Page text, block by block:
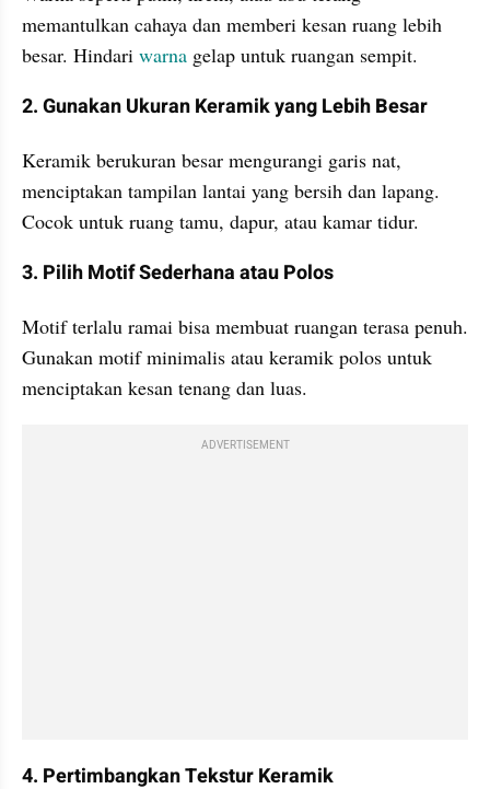
memantulkan cahaya dan memberi kesan ruang lebih
besar. Hindari warna gelap untuk ruangan sempit.
2. Gunakan Ukuran Keramik yang Lebih Besar
Keramik berukuran besar mengurangi garis nat,
menciptakan tampilan lantai yang bersih dan lapang.
Cocok untuk ruang tamu, dapur, atau kamar tidur.
3. Pilih Motif Sederhana atau Polos
Motif terlalu ramai bisa membuat ruangan terasa penuh.
Gunakan motif minimalis atau keramik polos untuk
menciptakan kesan tenang dan luas.
ADVERTISEMENT
4. Pertimbangkan Tekstur Keramik